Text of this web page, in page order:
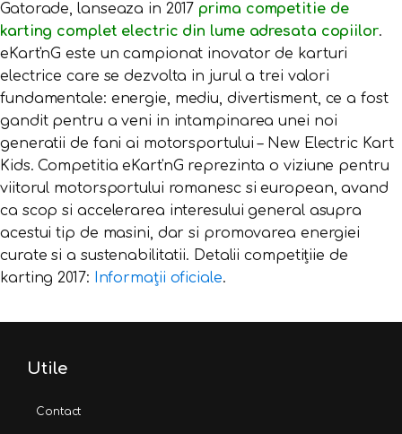
Gatorade, lanseaza in 2017 prima competitie de
karting complet electric din lume adresata copiilor.
eKart'nG este un campionat inovator de karturi
electrice care se dezvolta in jurul a trei valori
fundamentale: energie, mediu, divertisment, ce a fost
gandit pentru a veni in intampinarea unei noi
generatii de fani ai motorsportului – New Electric Kart
Kids. Competitia eKart'nG reprezinta o viziune pentru
viitorul motorsportului romanesc si european, avand
ca scop si accelerarea interesului general asupra
acestui tip de masini, dar si promovarea energiei
curate si a sustenabilitatii. Detalii competițiie de
karting 2017: Informații oficiale.
Utile
Contact